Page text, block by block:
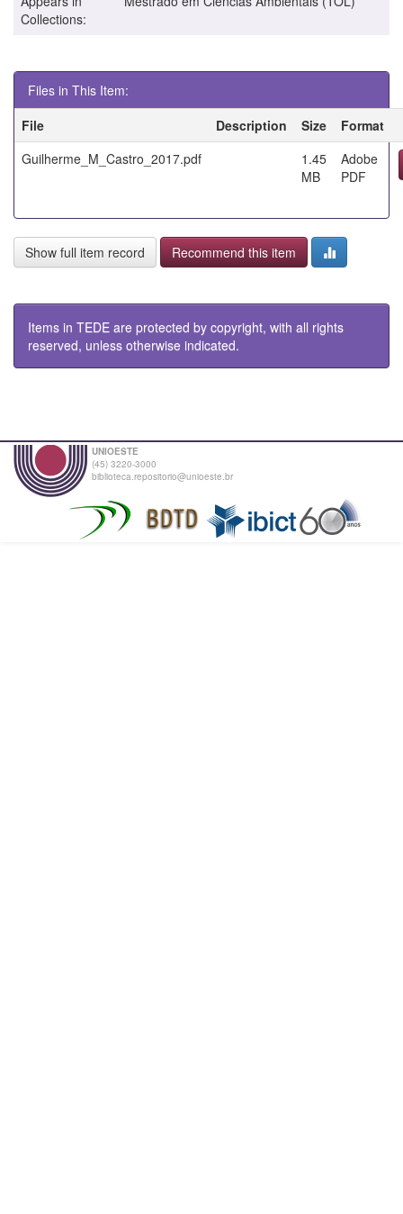
Collections:
Files in This Item:
File
Description Size
Format
Guilherme_M_Castro_2017.pdf
1.45
MB
Adobe
PDF
Show full item record Recommend this item
Items in TEDE are protected by copyright, with all rights
reserved, unless otherwise indicated.
UNIOESTE
(45) 3220-3000
biblioteca.repositorio@unioeste.br